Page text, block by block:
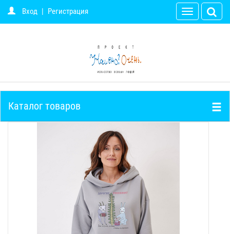
Вход | Регистрация
Toggle
navigation
Каталог товаров